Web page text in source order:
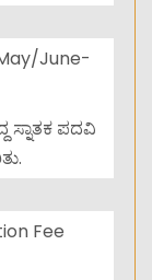
May/June-
ಸ್ನಾತಕ ಪದವಿ
Fee